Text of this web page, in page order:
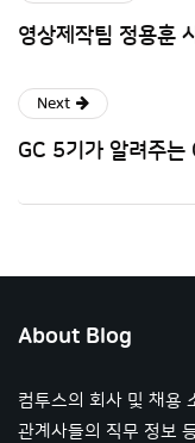
영상제작팀 정용
Next
GC 5기가 알려주는
About Blog
컴투스의 회사 및 채용
관계사들의 직무 정보